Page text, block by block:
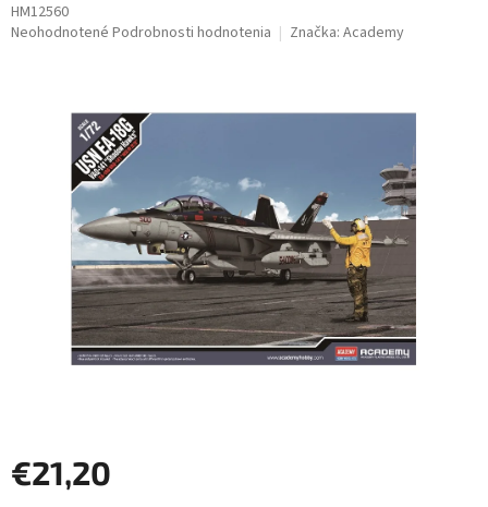
HM12560
Priemerné
hviezdičiek.
Neohodnotené Podrobnosti hodnotenia Značka: Academy
€21,20